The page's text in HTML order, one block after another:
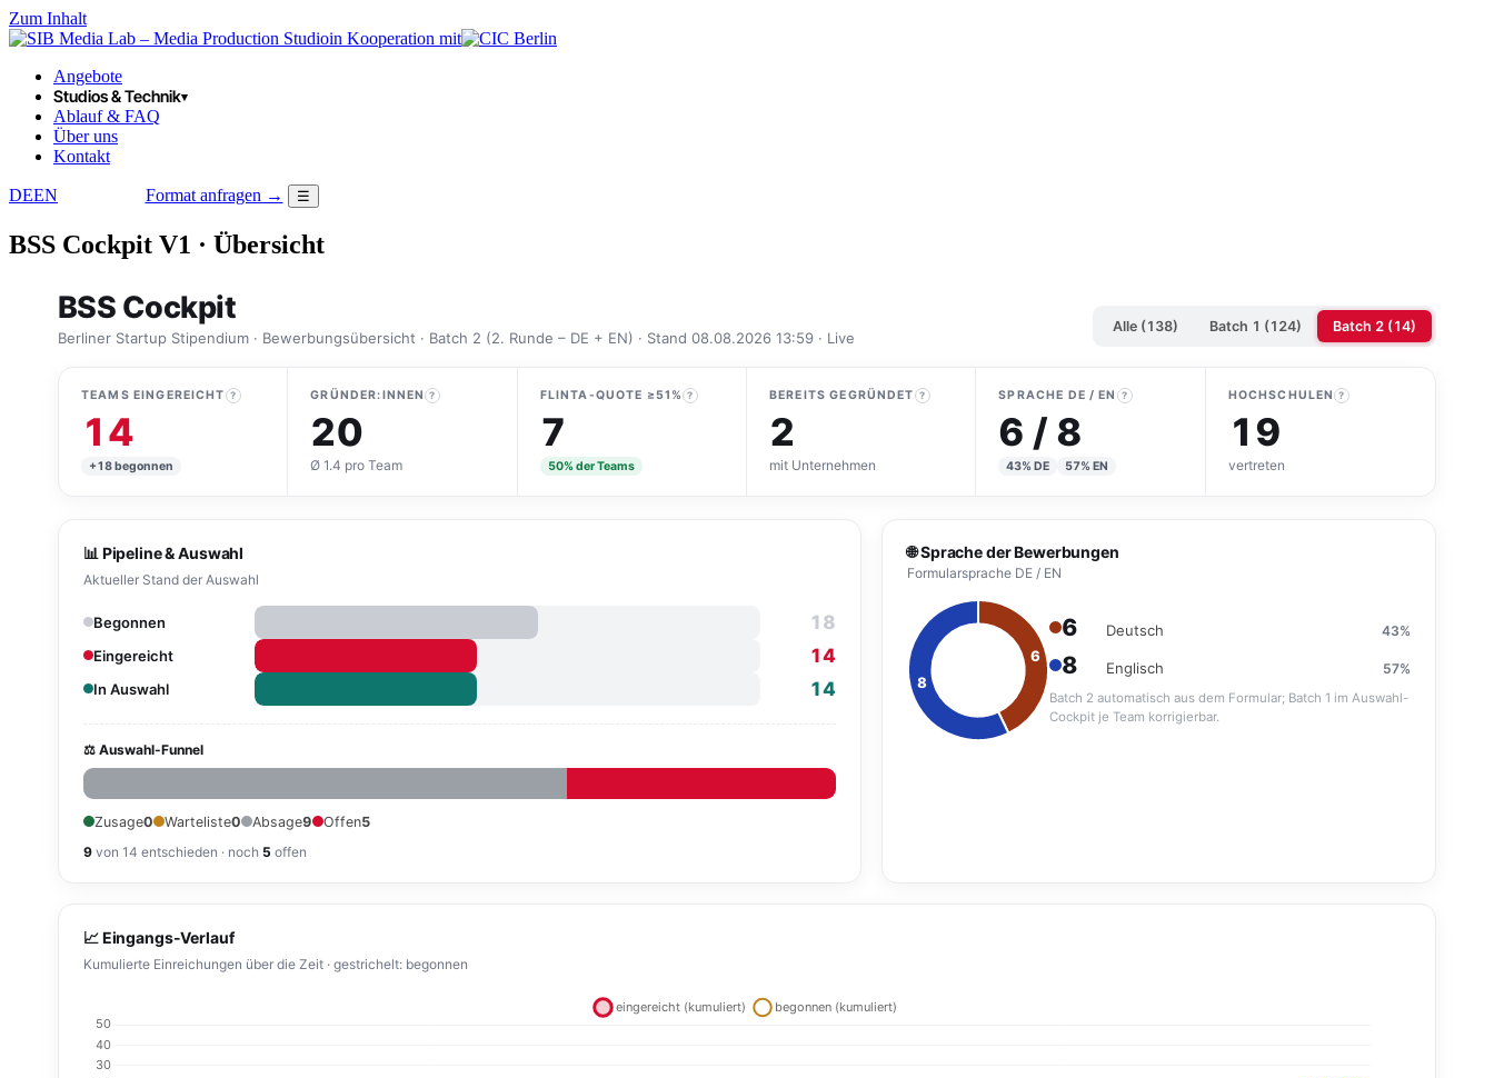
Zum Inhalt
in Kooperation mit
Angebote
Studios & Technik▾
Ablauf & FAQ
Über uns
Kontakt
DEEN Format anfragen → ☰
BSS Cockpit V1 · Übersicht
BSS Cockpit
Berliner Startup Stipendium · Bewerbungsübersicht · Batch 2 (2. Runde – DE + EN) · Stand 08.08.2026 13:59 · Live
Alle (138) Batch 1 (124) Batch 2 (14)
TEAMS EINGEREICHT ?
14
+18 begonnen
GRÜNDER:INNEN ?
20
Ø 1.4 pro Team
FLINTA-QUOTE ≥51% ?
7
50% der Teams
BEREITS GEGRÜNDET ?
2
mit Unternehmen
SPRACHE DE / EN ?
6 / 8
43% DE 57% EN
HOCHSCHULEN ?
19
vertreten
📊 Pipeline & Auswahl
Aktueller Stand der Auswahl
Begonnen 18
Eingereicht 14
In Auswahl 14
⚖ Auswahl-Funnel
Zusage0 Warteliste0 Absage9 Offen5
9 von 14 entschieden · noch 5 offen
🌐 Sprache der Bewerbungen
Formularsprache DE / EN
6 Deutsch 43%
8 Englisch 57%
Batch 2 automatisch aus dem Formular; Batch 1 im Auswahl-
Cockpit je Team korrigierbar.
📈 Eingangs-Verlauf
Kumulierte Einreichungen über die Zeit · gestrichelt: begonnen